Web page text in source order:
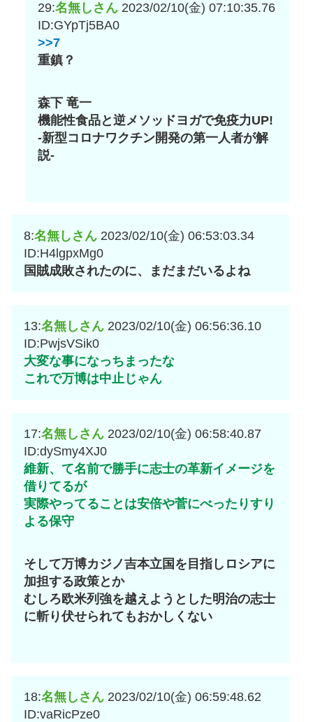
29:名無しさん 2023/02/10(金) 07:10:35.76
ID:GYpTj5BA0
>>7
重鎮？
森下 竜一
機能性食品と逆メソッドヨガで免疫力UP!
-新型コロナワクチン開発の第一人者が解
説-
8:名無しさん 2023/02/10(金) 06:53:03.34
ID:H4lgpxMg0
国賊成敗されたのに、まだまだいるよね
13:名無しさん 2023/02/10(金) 06:56:36.10
ID:PwjsVSik0
大変な事になっちまったな
これで万博は中止じゃん
17:名無しさん 2023/02/10(金) 06:58:40.87
ID:dySmy4XJ0
維新、て名前で勝手に志士の革新イメージを
借りてるが
実際やってることは安倍や菅にべったりすり
よる保守
そして万博カジノ吉本立国を目指しロシアに
加担する政策とか
むしろ欧米列強を越えようとした明治の志士
に斬り伏せられてもおかしくない
18:名無しさん 2023/02/10(金) 06:59:48.62
ID:vaRicPze0